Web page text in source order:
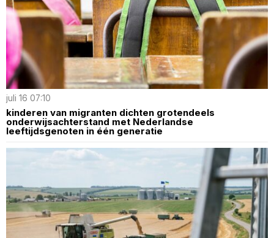
juli 16 07:10
kinderen van migranten dichten grotendeels
onderwijsachterstand met Nederlandse
leeftijdsgenoten in één generatie